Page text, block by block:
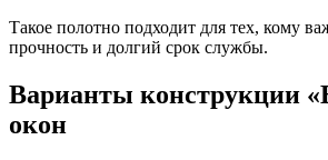
Такое полотно подходит для тех, кому
прочность и долгий срок службы.
Варианты конструкции
окон